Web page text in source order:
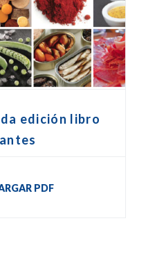
edición libro
PDF